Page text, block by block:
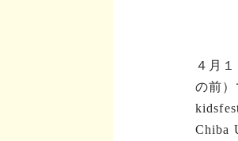
４月
の前
Chiba